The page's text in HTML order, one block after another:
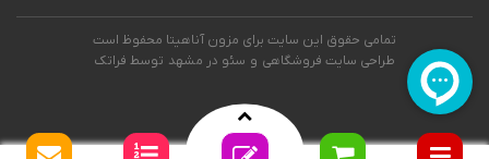
تمامی حقوق این سایت برای مزون آناهیتا محفوظ است
طراحی سایت فروشگاهی و سئو در مشهد توسط فراتک